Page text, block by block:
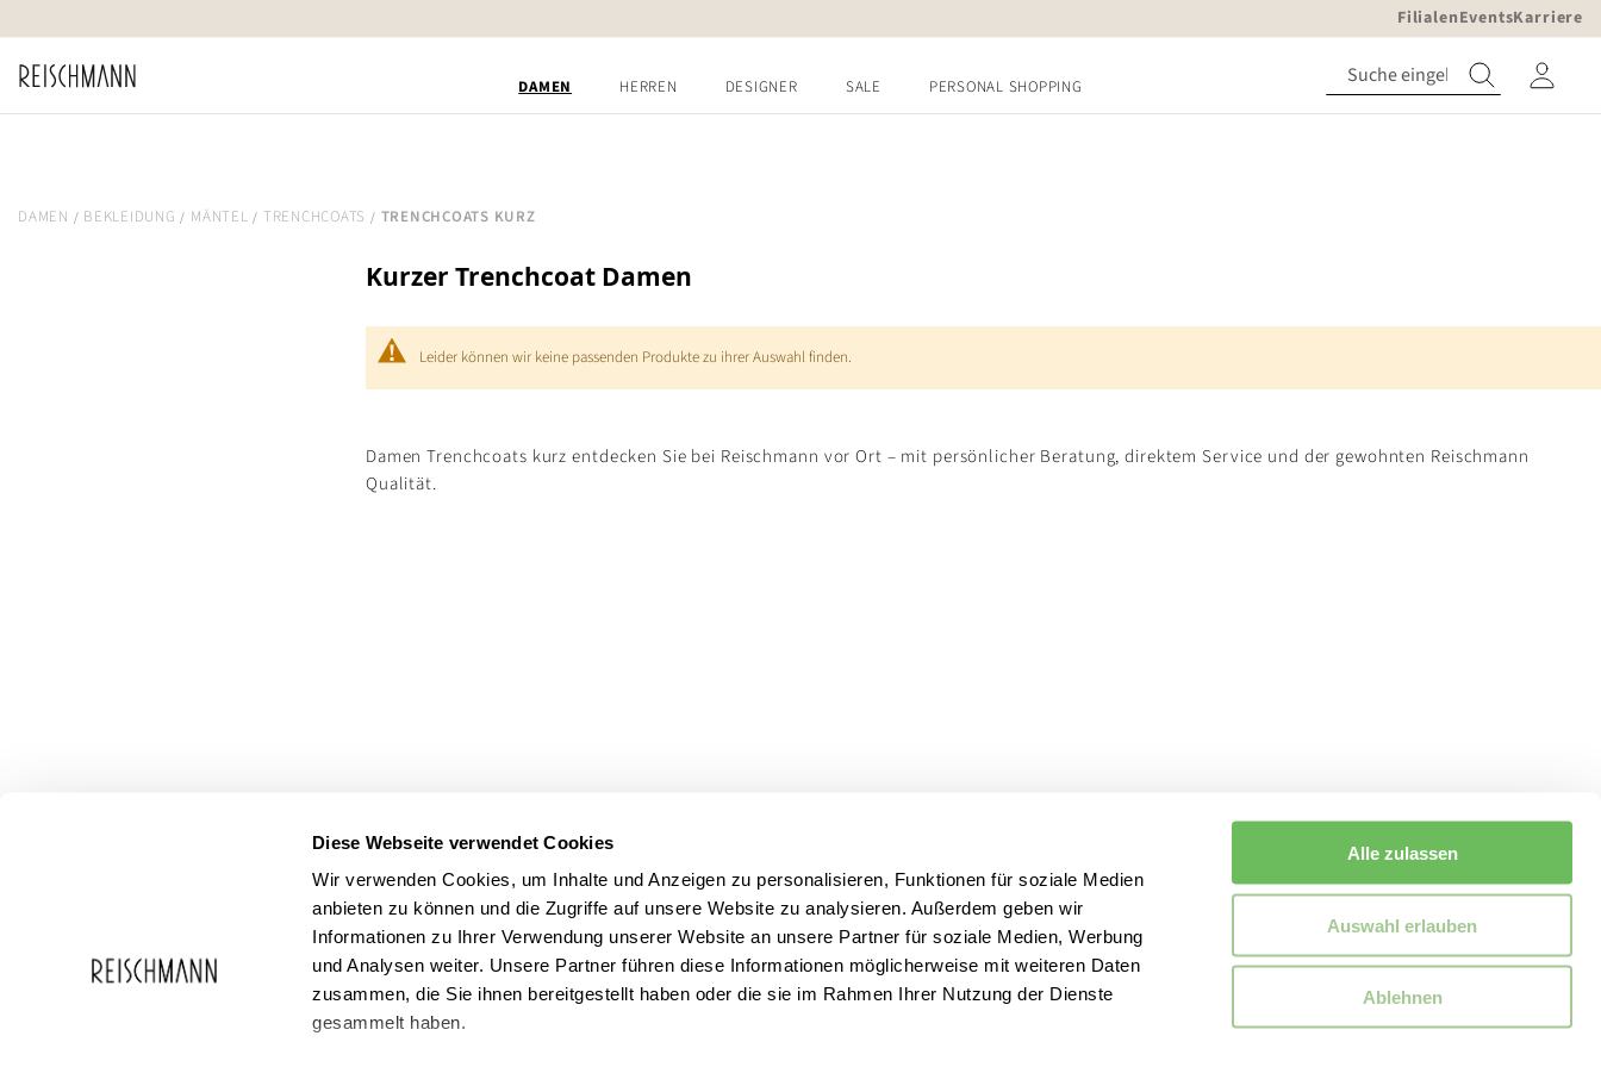
Diese Webseite verwendet Cookies
Wir verwenden Cookies, um Inhalte und Anzeigen zu personalisieren, Funktionen für soziale Medien
anbieten zu können und die Zugriffe auf unsere Website zu analysieren. Außerdem geben wir
Informationen zu Ihrer Verwendung unserer Website an unsere Partner für soziale Medien, Werbung
und Analysen weiter. Unsere Partner führen diese Informationen möglicherweise mit weiteren Daten
zusammen, die Sie ihnen bereitgestellt haben oder die sie im Rahmen Ihrer Nutzung der Dienste
gesammelt haben.
Alle zulassen
Auswahl erlauben
Ablehnen
Inhalt
springen
FilialenEventsKarriere
DAMEN HERREN DESIGNER SALE PERSONAL SHOPPING
DAMEN BEKLEIDUNG MÄNTEL TRENCHCOATS TRENCHCOATS KURZ
Kurzer Trenchcoat Damen
Leider können wir keine passenden Produkte zu ihrer Auswahl finden.
Damen Trenchcoats kurz entdecken Sie bei Reischmann vor Ort – mit persönlicher Beratung, direktem Service und der gewohnten Reischmann
Qualität.
Reischmann
Über Reischmann